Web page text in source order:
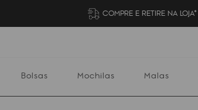
COMPRE E RETIRE NA LOJA*
Bolsas Mochilas Malas